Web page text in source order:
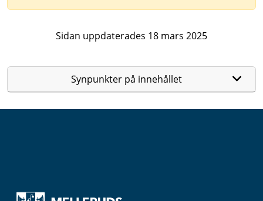
Sidan uppdaterades 18 mars 2025
Synpunkter på innehållet